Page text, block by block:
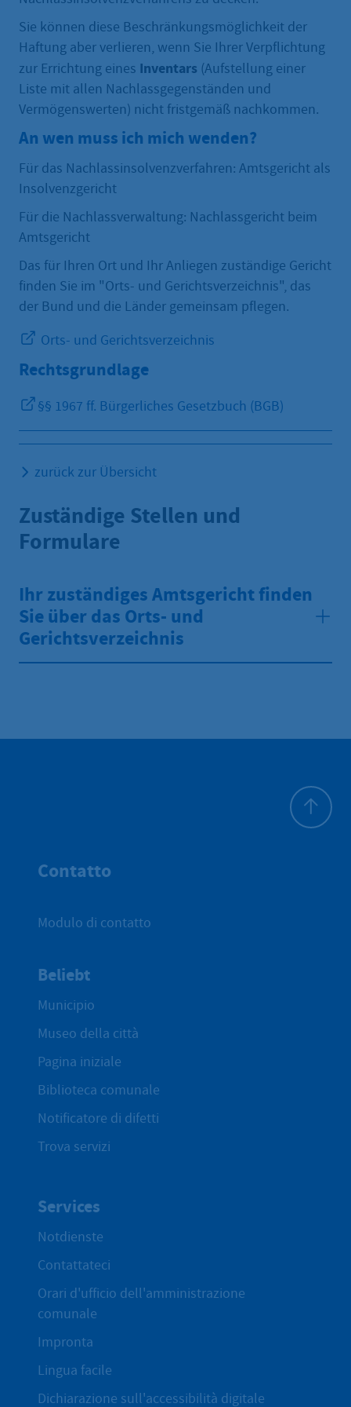
Sie können diese Beschränkungsmöglichkeit der
Haftung aber verlieren, wenn Sie Ihrer Verpflichtung
zur Errichtung eines Inventars (Aufstellung einer
Liste mit allen Nachlassgegenständen und
Vermögenswerten) nicht fristgemäß nachkommen.
An wen muss ich mich wenden?
Für das Nachlassinsolvenzverfahren: Amtsgericht als
Insolvenzgericht
Für die Nachlassverwaltung: Nachlassgericht beim
Amtsgericht
Das für Ihren Ort und Ihr Anliegen zuständige Gericht
finden Sie im "Orts- und Gerichtsverzeichnis", das
der Bund und die Länder gemeinsam pflegen.
Orts- und Gerichtsverzeichnis
Rechtsgrundlage
§§ 1967 ff. Bürgerliches Gesetzbuch (BGB)
zurück zur Übersicht
Zuständige Stellen und
Formulare
Ihr zuständiges Amtsgericht finden
Sie über das Orts- und
Gerichtsverzeichnis
Contatto
Modulo di contatto
Beliebt
Municipio
Museo della città
Pagina iniziale
Biblioteca comunale
Notificatore di difetti
Trova servizi
Services
Notdienste
Contattateci
Orari d'ufficio dell'amministrazione
comunale
Impronta
Lingua facile
Dichiarazione sull'accessibilità digitale